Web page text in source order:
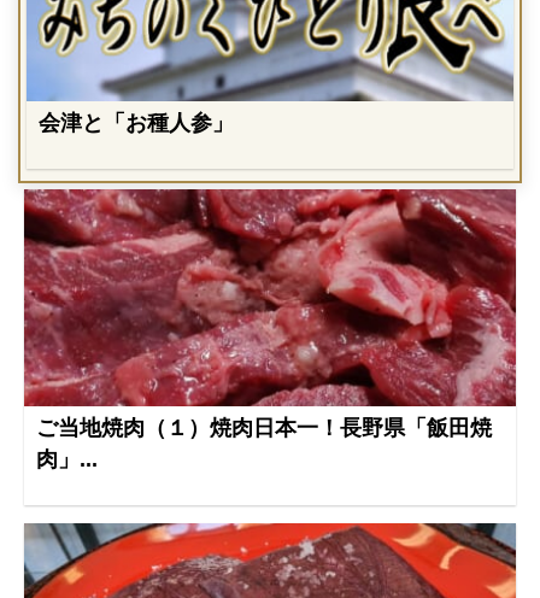
会津と「お種人参」
ご当地焼肉（１）焼肉日本一！長野県「飯田焼
肉」...